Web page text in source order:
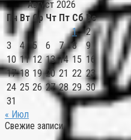
Август 2026
Пн Вт Ср Чт Пт Сб Вс
1
2
3
4 5 6 7 8
9
10 11 12 13 14 15 16
17 18 19 20 21 22 23
24 25 26 27 28 29 30
31
« Июл
Свежие записи